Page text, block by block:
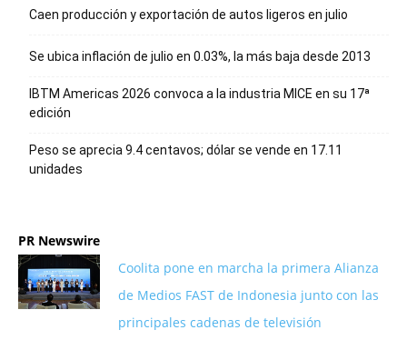
Caen producción y exportación de autos ligeros en julio
Se ubica inflación de julio en 0.03%, la más baja desde 2013
IBTM Americas 2026 convoca a la industria MICE en su 17ª
edición
Peso se aprecia 9.4 centavos; dólar se vende en 17.11
unidades
PR Newswire
Coolita pone en marcha la primera Alianza
de Medios FAST de Indonesia junto con las
principales cadenas de televisión